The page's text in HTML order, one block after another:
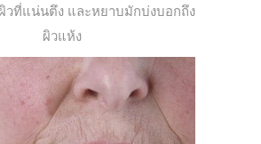
วที่แน่นตึง และหยาบมักบ่งบอกถึง
ผิวแห้ง